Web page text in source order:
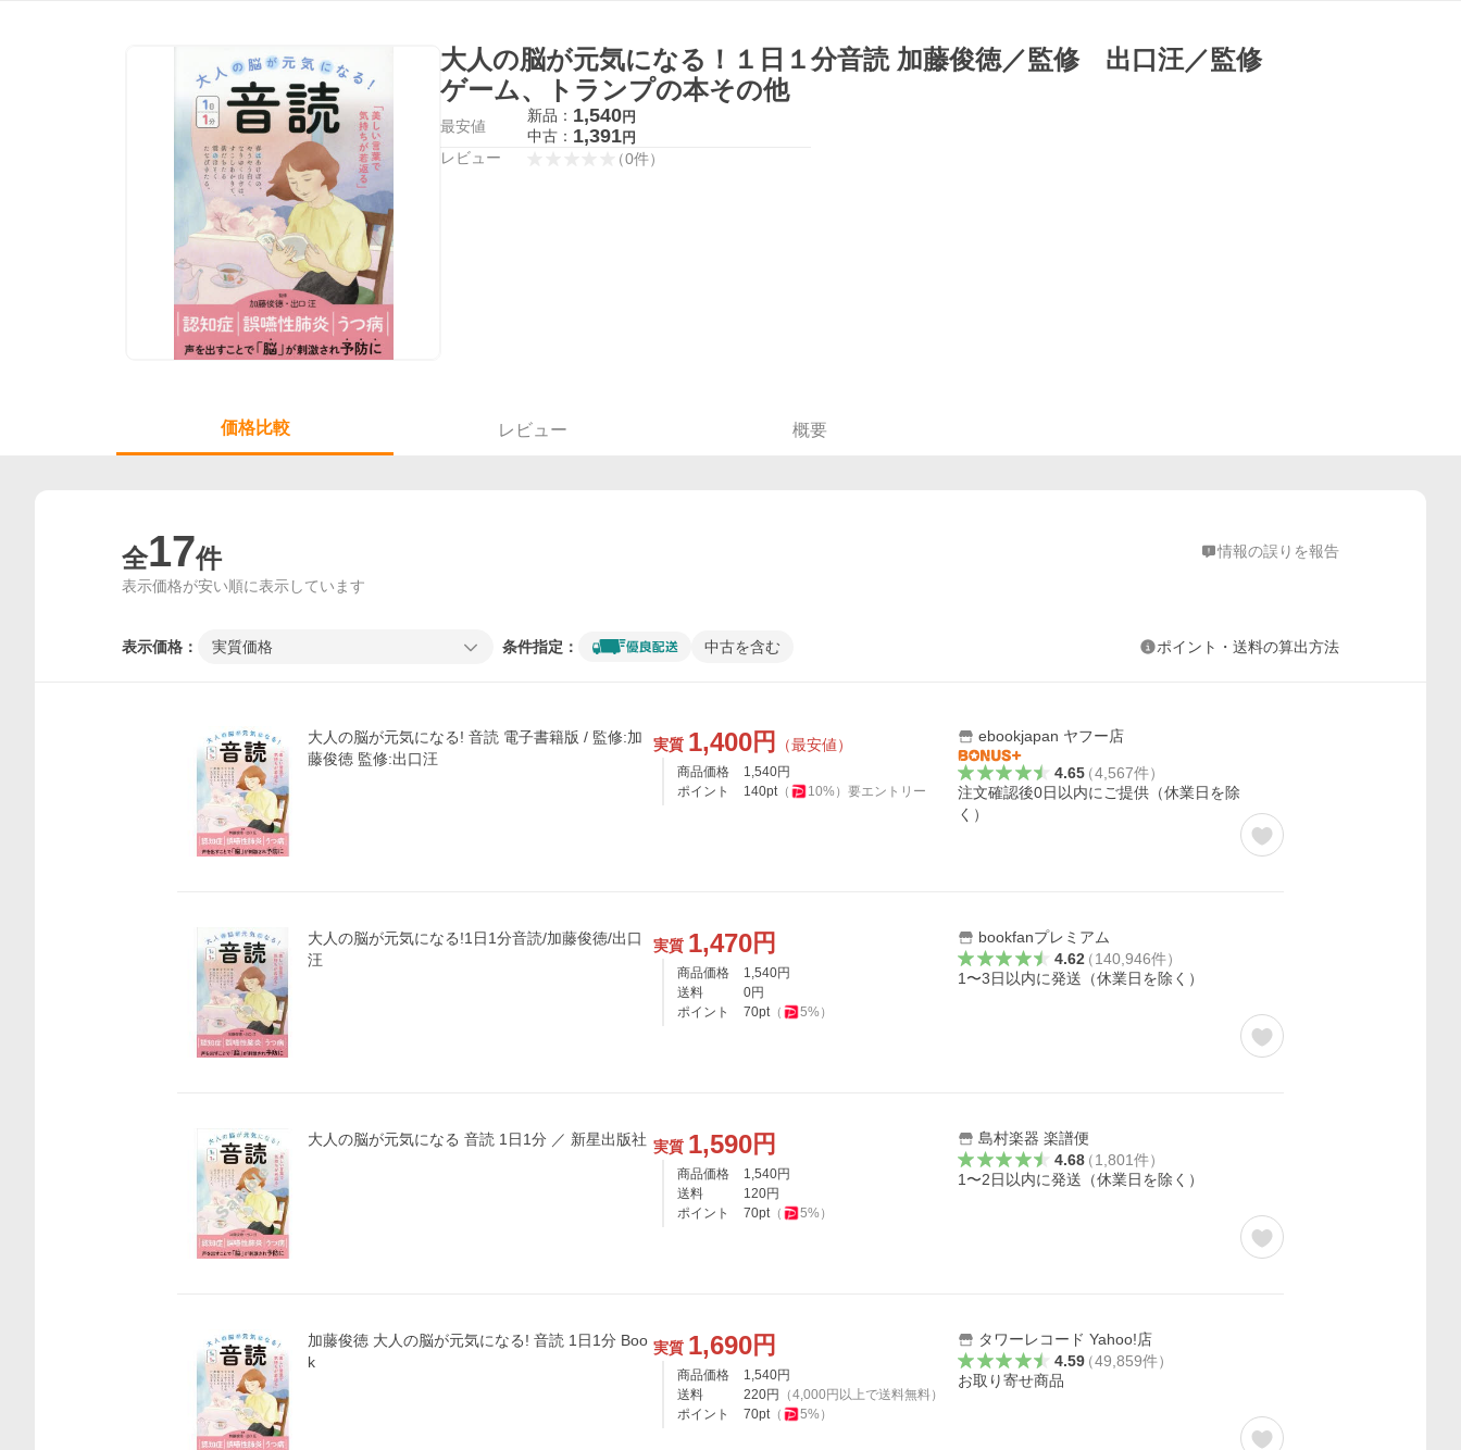
大人の脳が元気になる！１日１分音読 加藤俊徳／監修 出口汪／監修
ゲーム、トランプの本その他
最安値
新品： 1,540円
中古： 1,391円
レビュー （0件）
価格比較 レビュー 概要
全17件 情報の誤りを報告
表示価格が安い順に表示しています
表示価格： 実質価格 条件指定： 中古を含む ポイント・送料の算出方法
大人の脳が元気になる! 音読 電子書籍版 / 監修:加
藤俊徳 監修:出口汪
実質 1,400円 （最安値）
商品価格 1,540円
ポイント
140pt（ 10%） 要エントリー
ebookjapan ヤフー店
4.65（4,567件）
注文確認後0日以内にご提供（休業日を除
く）
大人の脳が元気になる!1日1分音読/加藤俊徳/出口
汪
実質 1,470円
商品価格 1,540円
送料
0円
ポイント
70pt（ 5%）
bookfanプレミアム
4.62（140,946件）
1〜3日以内に発送（休業日を除く）
大人の脳が元気になる 音読 1日1分 ／ 新星出版社 実質 1,590円
商品価格 1,540円
送料
120円
ポイント
70pt（ 5%）
島村楽器 楽譜便
4.68（1,801件）
1〜2日以内に発送（休業日を除く）
加藤俊徳 大人の脳が元気になる! 音読 1日1分 Boo
k
実質 1,690円
商品価格 1,540円
送料
220円 （4,000 円以上で送料無料）
ポイント
70pt（ 5%）
タワーレコード Yahoo!店
4.59（49,859件）
お取り寄せ商品